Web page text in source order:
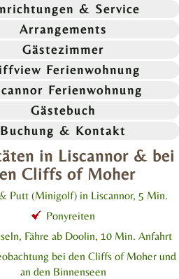
& Service
Arrangements
Gästezimmer
Ferienwohnung
Ferienwohnung
Gästebuch
Buchung & Kontakt
in Liscannor & bei
Cliffs of Moher
Putt (Minigolf) in Liscannor, 5 Min.
Ponyreiten
Fähre ab Doolin, 10 Min. Anfahrt
bei den Cliffs of Moher und
an den Binnenseen